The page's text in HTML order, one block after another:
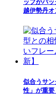
ッフがバ
越伊勢丹
似合うサ
性」が重